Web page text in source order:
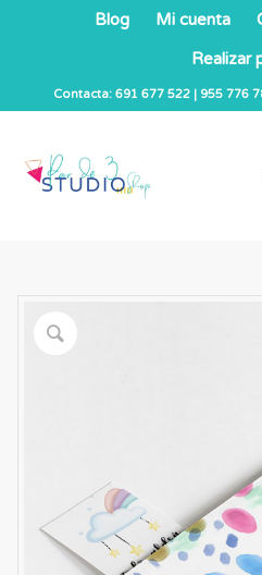
Blog Mi cuenta
Realizar
Contacta: 691 677 522 | 955 776